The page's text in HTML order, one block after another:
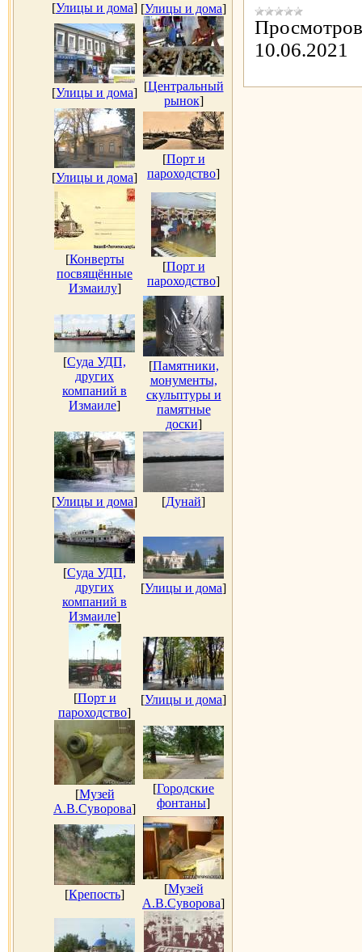
[Улицы и дома] [Улицы и дома]
[Улицы и дома] [Центральный
рынок]
[Улицы и дома]
[Порт и
пароходство]
[Конверты
посвящённые
Измаилу]
[Порт и
пароходство]
[Суда УДП,
других
компаний в
Измаиле]
[Памятники,
монументы,
скульптуры и
памятные
доски]
[Улицы и дома] [Дунай]
[Суда УДП,
других
компаний в
Измаиле]
[Улицы и дома]
[Порт и
пароходство]
[Улицы и дома]
[Музей
А.В.Суворова]
[Городские
фонтаны]
[Крепость] [Музей
А.В.Суворова]
10.06.2021